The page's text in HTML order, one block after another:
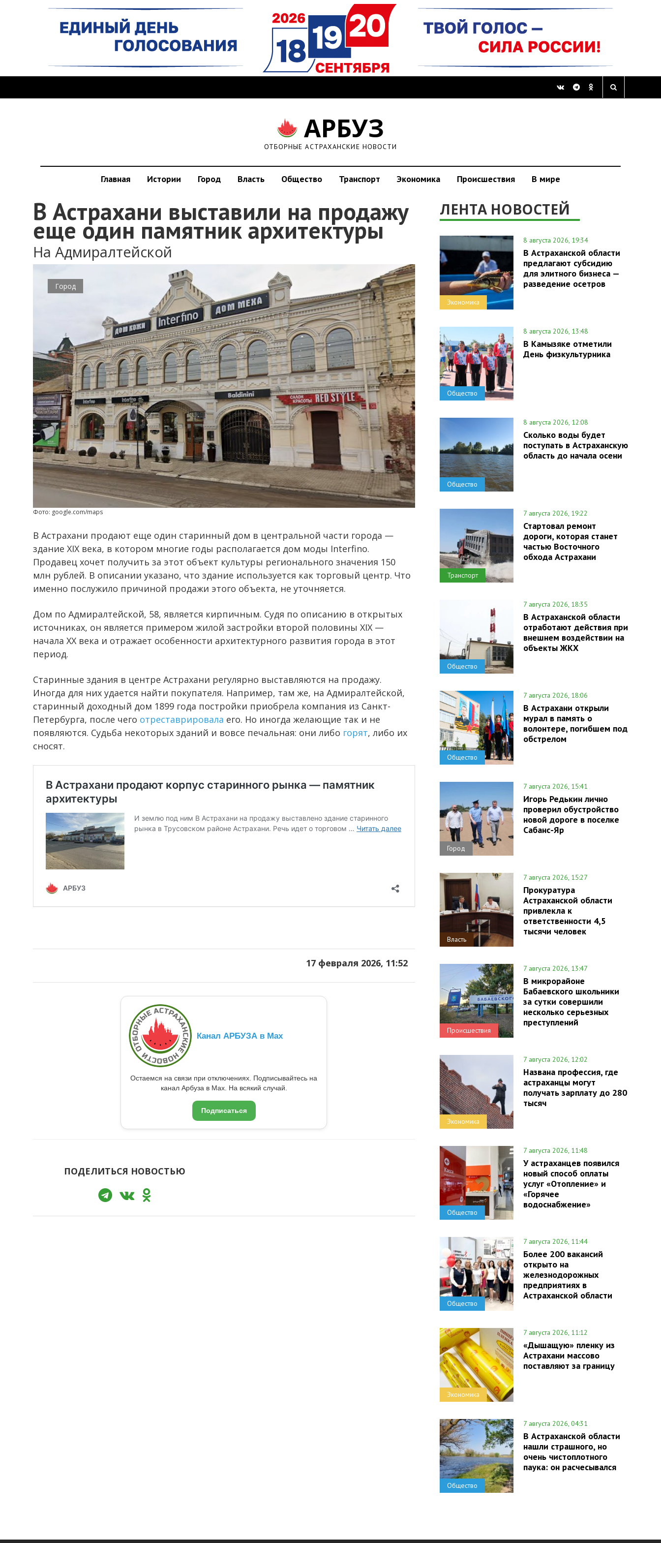
АРБУЗ
ОТБОРНЫЕ АСТРАХАНСКИЕ НОВОСТИ
Главная Истории Город Власть Общество Транспорт Экономика Происшествия В мире
В Астрахани выставили на продажу
еще один памятник архитектуры
На Адмиралтейской
Город
Фото: google.com/maps
В Астрахани продают еще один старинный дом в центральной части города —
здание XIX века, в котором многие годы располагается дом моды Interfino.
Продавец хочет получить за этот объект культуры регионального значения 150
млн рублей. В описании указано, что здание используется как торговый центр. Что
именно послужило причиной продажи этого объекта, не уточняется.
Дом по Адмиралтейской, 58, является кирпичным. Судя по описанию в открытых
источниках, он является примером жилой застройки второй половины XIX —
начала XX века и отражает особенности архитектурного развития города в этот
период.
Старинные здания в центре Астрахани регулярно выставляются на продажу.
Иногда для них удается найти покупателя. Например, там же, на Адмиралтейской,
старинный доходный дом 1899 года постройки приобрела компания из Санкт-
Петербурга, после чего отреставрировала его. Но иногда желающие так и не
появляются. Судьба некоторых зданий и вовсе печальная: они либо горят, либо их
сносят.
17 февраля 2026, 11:52
Канал АРБУЗА в Max
Остаемся на связи при отключениях. Подписывайтесь на
канал Арбуза в Max. На всякий случай.
Подписаться
ПОДЕЛИТЬСЯ НОВОСТЬЮ
ЛЕНТА НОВОСТЕЙ
Экономика
8 августа 2026, 19:34
В Астраханской области
предлагают субсидию
для элитного бизнеса —
разведение осетров
Общество
8 августа 2026, 13:48
В Камызяке отметили
День физкультурника
Общество
8 августа 2026, 12:08
Сколько воды будет
поступать в Астраханскую
область до начала осени
Транспорт
7 августа 2026, 19:22
Стартовал ремонт
дороги, которая станет
частью Восточного
обхода Астрахани
Общество
7 августа 2026, 18:35
В Астраханской области
отработают действия при
внешнем воздействии на
объекты ЖКХ
Общество
7 августа 2026, 18:06
В Астрахани открыли
мурал в память о
волонтере, погибшем под
обстрелом
Город
7 августа 2026, 15:41
Игорь Редькин лично
проверил обустройство
новой дороге в поселке
Сабанс-Яр
Власть
7 августа 2026, 15:27
Прокуратура
Астраханской области
привлекла к
ответственности 4,5
тысячи человек
Происшествия
7 августа 2026, 13:47
В микрорайоне
Бабаевского школьники
за сутки совершили
несколько серьезных
преступлений
Экономика
7 августа 2026, 12:02
Названа профессия, где
астраханцы могут
получать зарплату до 280
тысяч
Общество
7 августа 2026, 11:48
У астраханцев появился
новый способ оплаты
услуг «Отопление» и
«Горячее
водоснабжение»
Общество
7 августа 2026, 11:44
Более 200 вакансий
открыто на
железнодорожных
предприятиях в
Астраханской области
Экономика
7 августа 2026, 11:12
«Дышащую» пленку из
Астрахани массово
поставляют за границу
Общество
7 августа 2026, 04:31
В Астраханской области
нашли страшного, но
очень чистоплотного
паука: он расчесывался